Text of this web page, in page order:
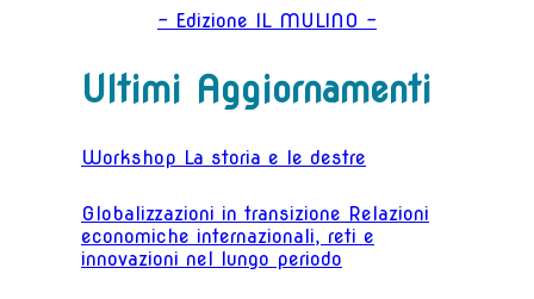
- Edizione IL MULINO -
Ultimi Aggiornamenti
Workshop La storia e le destre
Globalizzazioni in transizione Relazioni
economiche internazionali, reti e
innovazioni nel lungo periodo